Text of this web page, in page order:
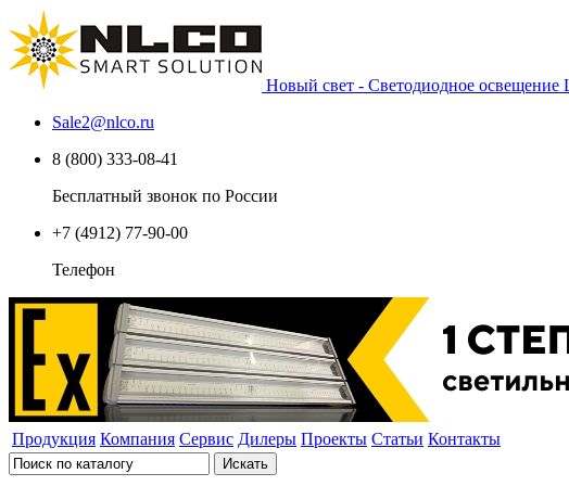
Новый свет - Светодиодное освещение
Sale2@nlco.ru
8 (800) 333-08-41
Бесплатный звонок по России
+7 (4912) 77-90-00
Телефон
Продукция Компания Сервис Дилеры Проекты Статьи Контакты